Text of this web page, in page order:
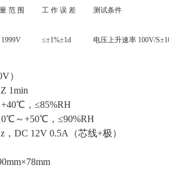
范 围 工 作 误 差 测试条件
≤±1%±1d 电压上升速率 100V/
）
1min
，≤85%RH
～+50℃，≤90%RH
DC 12V 0.5A（芯线+极）